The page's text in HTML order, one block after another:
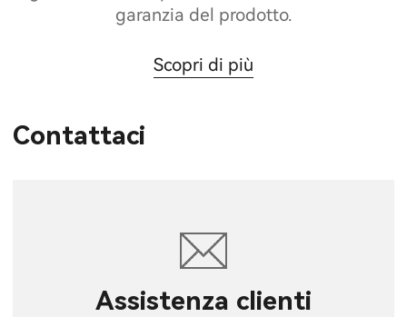
garanzia del prodotto.
Scopri di più
Contattaci
Assistenza clienti